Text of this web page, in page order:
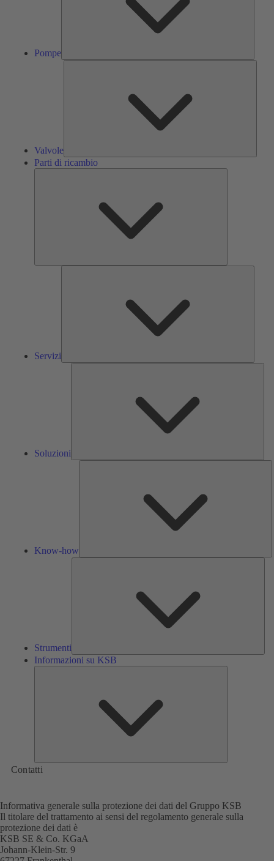
Pompe
Valvole
Parti di ricambio
Servizi
Soluzioni
Know-how
Strumenti
Informazioni su KSB
Contatti
Informativa generale sulla protezione dei dati del Gruppo KSB
Il titolare del trattamento ai sensi del regolamento generale sulla
protezione dei dati è
KSB SE & Co. KGaA
Johann-Klein-Str. 9